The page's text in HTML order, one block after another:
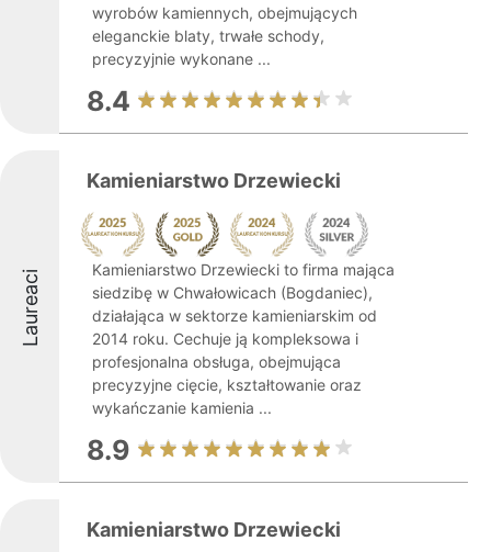
wyrobów kamiennych, obejmujących
eleganckie blaty, trwałe schody,
precyzyjnie wykonane ...
8.4
Laureaci
Kamieniarstwo Drzewiecki
Kamieniarstwo Drzewiecki to firma mająca
siedzibę w Chwałowicach (Bogdaniec),
działająca w sektorze kamieniarskim od
2014 roku. Cechuje ją kompleksowa i
profesjonalna obsługa, obejmująca
precyzyjne cięcie, kształtowanie oraz
wykańczanie kamienia ...
8.9
Kamieniarstwo Drzewiecki